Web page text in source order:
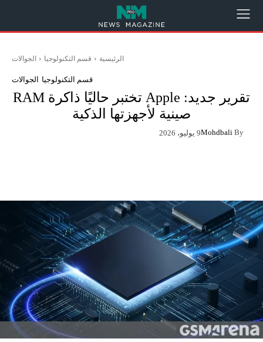
الرئيسية قسم التكنولوجيا الجوالات
قسم التكنولوجيا الجوالات
تقرير جديد: Apple تختبر حاليًا ذاكرة RAM
صينية لأجهزتها الذكية
By
Mohdbali9 يوليو، 2026